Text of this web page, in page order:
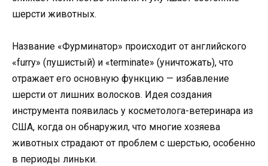
шерсти животных.
Название «Фурминатор» происходит от английского
«furry» (пушистый) и «terminate» (уничтожать), что
отражает его основную функцию — избавление
шерсти от лишних волосков. Идея создания
инструмента появилась у косметолога-ветеринара из
США, когда он обнаружил, что многие хозяева
животных страдают от проблем с шерстью, особенно
в периоды линьки.